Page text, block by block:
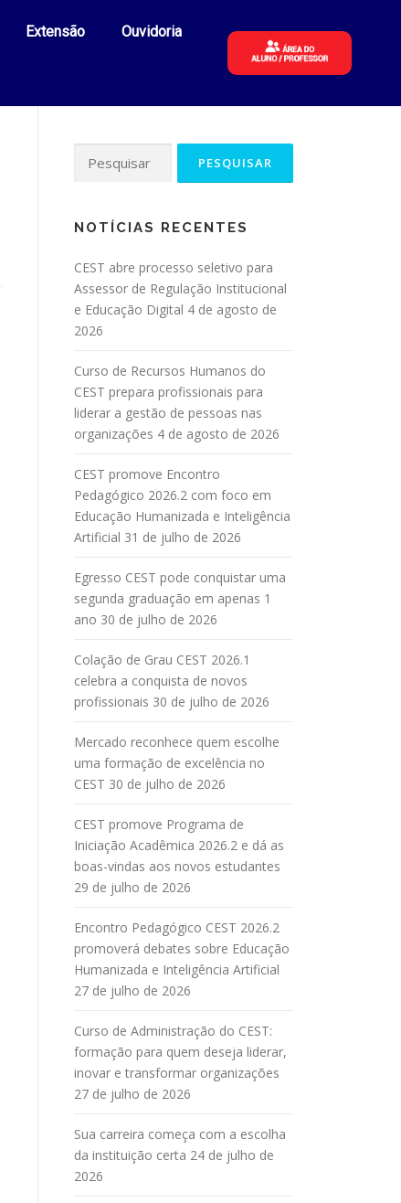
Extensão Ouvidoria
NOTÍCIAS RECENTES
CEST abre processo seletivo para
Assessor de Regulação Institucional
e Educação Digital 4 de agosto de
2026
Curso de Recursos Humanos do
CEST prepara profissionais para
liderar a gestão de pessoas nas
organizações 4 de agosto de 2026
CEST promove Encontro
Pedagógico 2026.2 com foco em
Educação Humanizada e Inteligência
Artificial 31 de julho de 2026
Egresso CEST pode conquistar uma
segunda graduação em apenas 1
ano 30 de julho de 2026
Colação de Grau CEST 2026.1
celebra a conquista de novos
profissionais 30 de julho de 2026
Mercado reconhece quem escolhe
uma formação de excelência no
CEST 30 de julho de 2026
CEST promove Programa de
Iniciação Acadêmica 2026.2 e dá as
boas-vindas aos novos estudantes
29 de julho de 2026
Encontro Pedagógico CEST 2026.2
promoverá debates sobre Educação
Humanizada e Inteligência Artificial
27 de julho de 2026
Curso de Administração do CEST:
formação para quem deseja liderar,
inovar e transformar organizações
27 de julho de 2026
Sua carreira começa com a escolha
da instituição certa 24 de julho de
2026